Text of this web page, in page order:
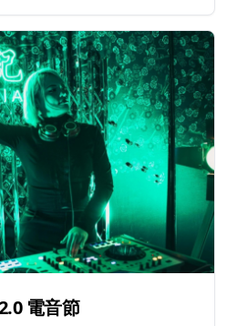
音樂、流行定係其他，今
位、唔使買票——即刻嚟就
– 11:30 📍 灣仔謝斐道
免費入場
電音節